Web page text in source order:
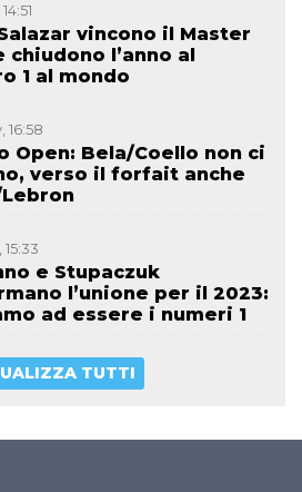
vincono il Master
chiudono l’anno al
1 al mondo
16:58
Open: Bela/Coello non ci
verso il forfait anche
15:33
e Stupaczuk
l’unione per il 2023:
ad essere i numeri 1
TUTTI